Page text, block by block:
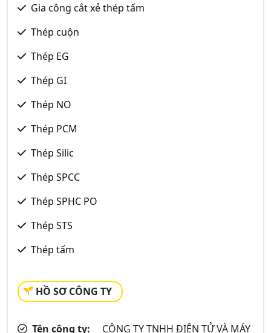
Gia công cắt xẻ thép tấm
Thép cuộn
Thép EG
Thép GI
Thép NO
Thép PCM
Thép Silic
Thép SPCC
Thép SPHC PO
Thép STS
Thép tấm
HỒ SƠ CÔNG TY
Tên công ty:
CÔNG TY TNHH ĐIỆN TỬ VÀ MÁY